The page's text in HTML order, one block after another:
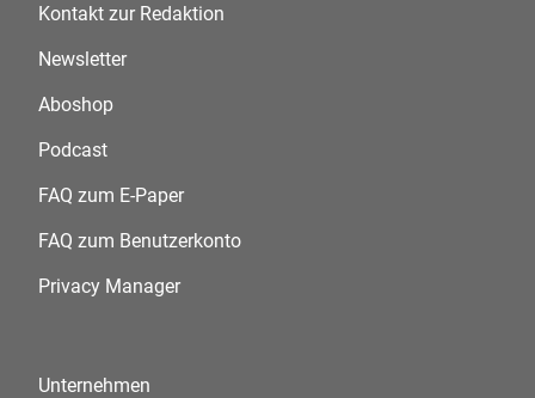
Kontakt zur Redaktion
Newsletter
Aboshop
Podcast
FAQ zum E-Paper
FAQ zum Benutzerkonto
Privacy Manager
Unternehmen